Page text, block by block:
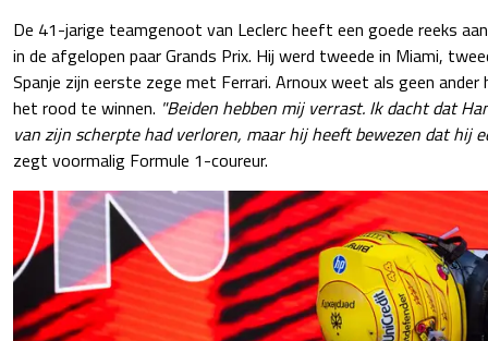
De 41-jarige teamgenoot van Leclerc heeft een goede reeks
in de afgelopen paar Grands Prix. Hij werd tweede in Miami,
Spanje zijn eerste zege met Ferrari. Arnoux weet als geen ander
het rood te winnen. "Beiden hebben mij verrast. Ik dacht dat
van zijn scherpte had verloren, maar hij heeft bewezen dat hij
zegt voormalig Formule 1-coureur.